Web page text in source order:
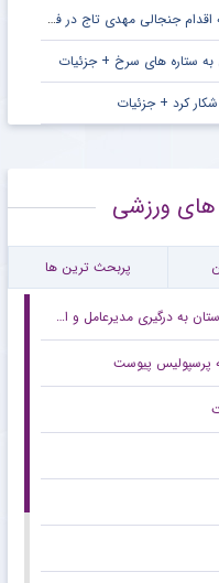
مهدی تاج در فدراسیون فوتبال
ستاره های سرخ + جزئیات
کرد + جزئیات
های ورزشی
پربحث ترین ها
مدیرعامل و اعضای هیئت مدیره
پرسپولیس پیوست